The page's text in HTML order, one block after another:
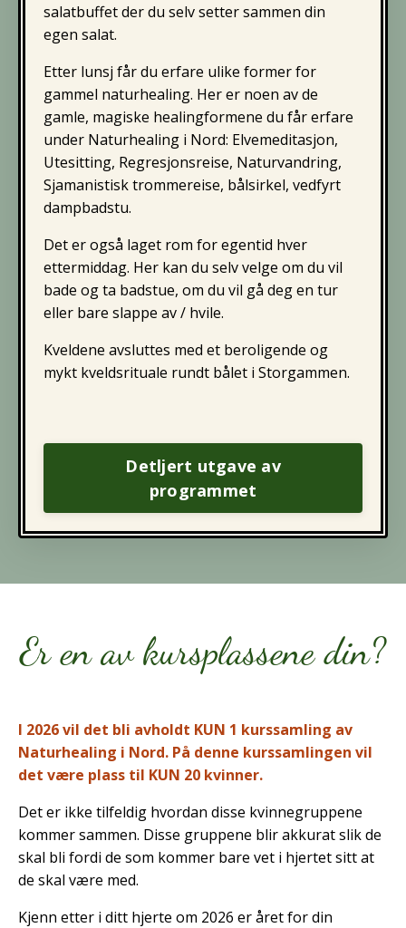
salatbuffet der du selv setter sammen din
egen salat.
Etter lunsj får du erfare ulike former for
gammel naturhealing. Her er noen av de
gamle, magiske healingformene du får erfare
under Naturhealing i Nord: Elvemeditasjon,
Utesitting, Regresjonsreise, Naturvandring,
Sjamanistisk trommereise, bålsirkel, vedfyrt
dampbadstu.
Det er også laget rom for egentid hver
ettermiddag. Her kan du selv velge om du vil
bade og ta badstue, om du vil gå deg en tur
eller bare slappe av / hvile.
Kveldene avsluttes med et beroligende og
mykt kveldsrituale rundt bålet i Storgammen.
Detljert utgave av
programmet
Er en av kursplassene din?
I 2026 vil det bli avholdt KUN 1 kurssamling av
Naturhealing i Nord. På denne kurssamlingen vil
det være plass til KUN 20 kvinner.
Det er ikke tilfeldig hvordan disse kvinnegruppene
kommer sammen. Disse gruppene blir akkurat slik de
skal bli fordi de som kommer bare vet i hjertet sitt at
de skal være med.
Kjenn etter i ditt hjerte om 2026 er året for din